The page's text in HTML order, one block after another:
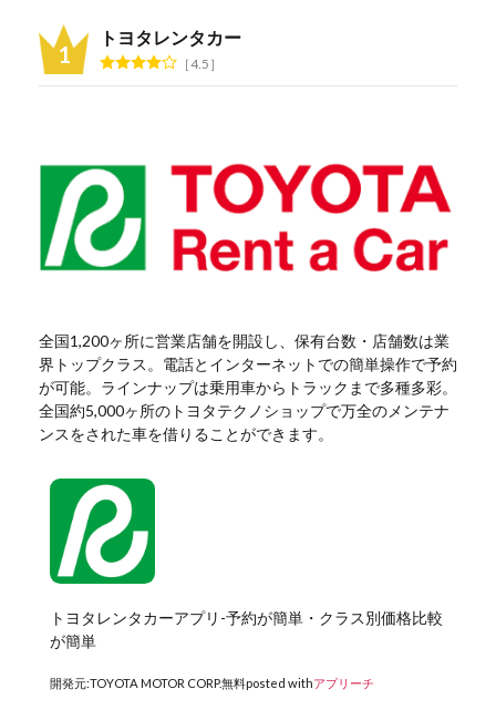
トヨタレンタカー
4.5
全国1,200ヶ所に営業店舗を開設し、保有台数・店舗数は業
界トップクラス。電話とインターネットでの簡単操作で予約
が可能。ラインナップは乗用車からトラックまで多種多彩。
全国約5,000ヶ所のトヨタテクノショップで万全のメンテナ
ンスをされた車を借りることができます。
トヨタレンタカーアプリ-予約が簡単・クラス別価格比較
が簡単
開発元:TOYOTA MOTOR CORP.無料posted withアプリーチ